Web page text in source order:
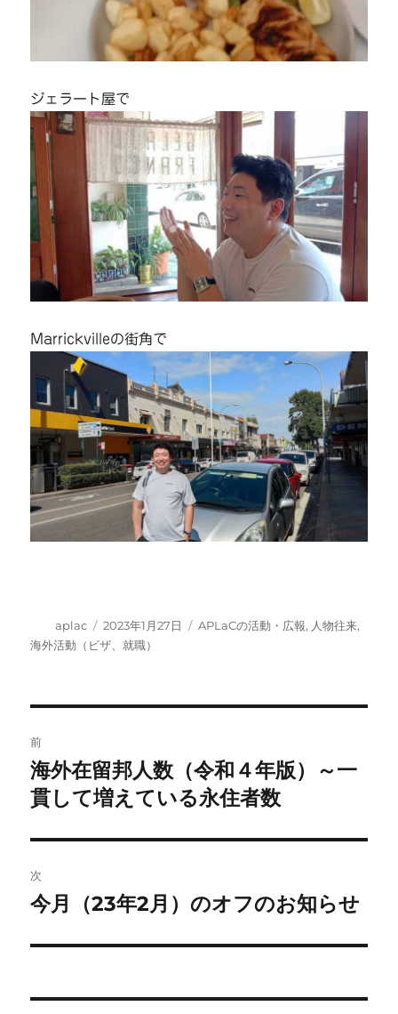
ジェラート屋で
Marrickvilleの街角で
投
稿
aplac
投
稿
2023年1月27日
カ
APLaCの活動・広報, 人物往来,
海外活動（ビザ、就職）
稿
ナ
ビ
ゲ
ー
シ
前
前
の
稿:
海外在留邦人数（令和４年版）～一
貫して増えている永住者数
次
次
投
今月（23年2月）のオフのお知らせ